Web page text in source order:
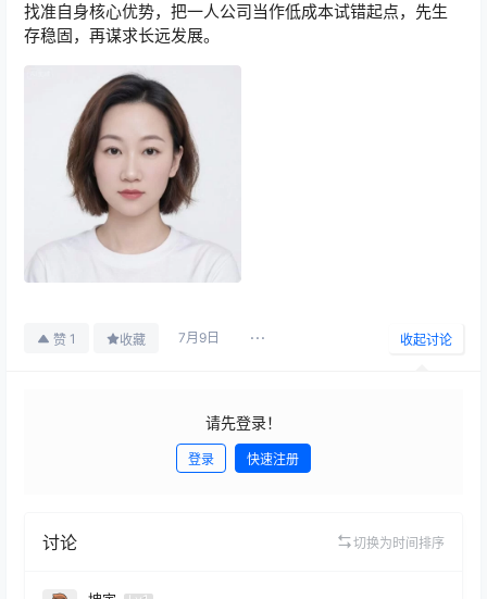
找准自身核心优势，把一人公司当作低成本试错起点，先生
存稳固，再谋求长远发展。
赞 1 收藏 7月9日 收起讨论
请先登录！
登录 快速注册
讨论 切换为时间排序